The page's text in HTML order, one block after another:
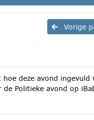
Vorige
hoe deze avond ingevuld
de Politieke avond op